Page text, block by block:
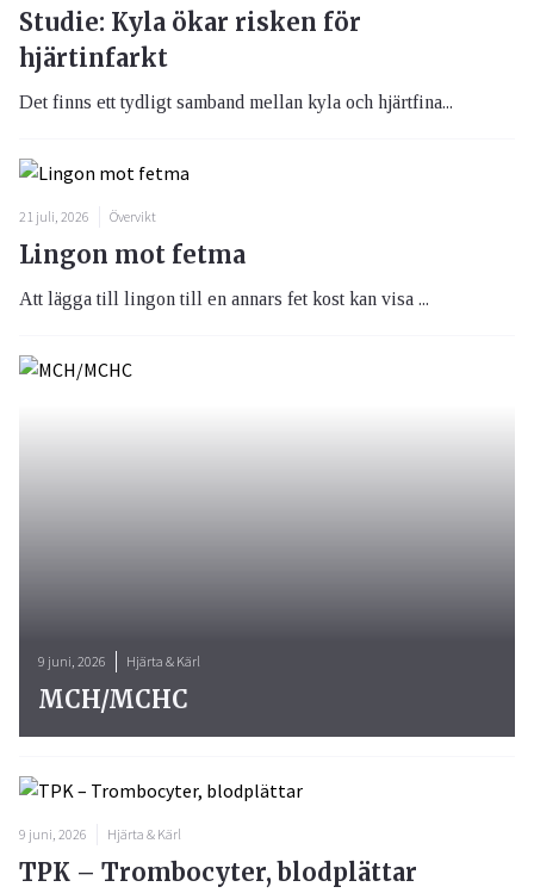
Studie: Kyla ökar risken för
hjärtinfarkt
Det finns ett tydligt samband mellan kyla och hjärtfina...
21 juli, 2026 Övervikt
Lingon mot fetma
Att lägga till lingon till en annars fet kost kan visa ...
9 juni, 2026 Hjärta & Kärl
MCH/MCHC
9 juni, 2026 Hjärta & Kärl
TPK – Trombocyter, blodplättar